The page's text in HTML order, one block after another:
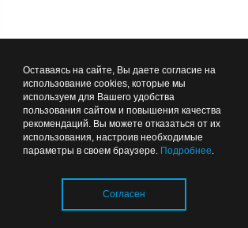
г. Калининград
перерыва
на обед
09.30-
перерыва
на обед
Калининград,
ул. Ульяны
20:30, без
Оставаясь на сайте, Вы даете согласие на
использование cookies, которые мы
используем для Вашего удобства
пользования сайтом и повышения качества
рекомендаций. Вы можете отказаться от их
использования, настроив необходимые
параметры в своем браузере. Подробнее.
Согласен